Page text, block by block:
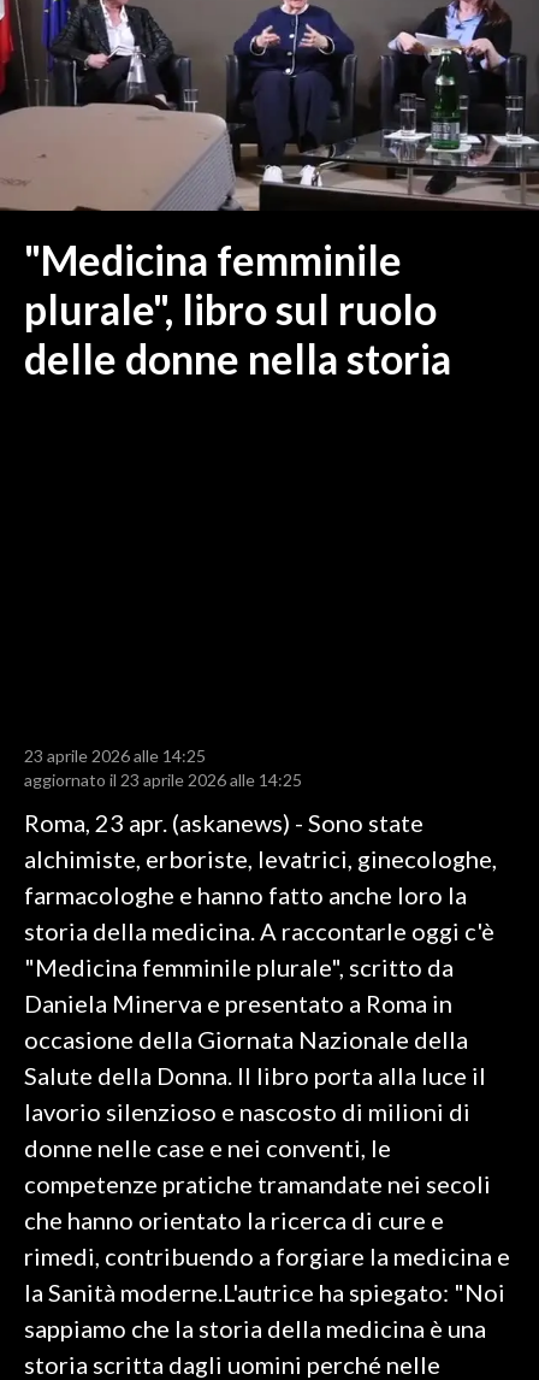
MEDIO CAMPIDANO
ORISTANO E PROVINCIA
SASSARI E PROVINCIA
NUORO E PROVINCIA
OGLIASTRA
ITALIA
MONDO
RISULTATI E CLASSIFICHE
CALCIO REGIONALE
BASKET
VOLLEY
MOTORI
TENNIS
ALTRI SPORT
CULTURA
GOSSIP
SALUTE
SARDEGNA TURISMO
SARDI NEL MONDO
"Medicina femminile
plurale", libro sul ruolo
delle donne nella storia
23 aprile 2026 alle 14:25
aggiornato il 23 aprile 2026 alle 14:25
Roma, 23 apr. (askanews) - Sono state
alchimiste, erboriste, levatrici, ginecologhe,
farmacologhe e hanno fatto anche loro la
storia della medicina. A raccontarle oggi c'è
"Medicina femminile plurale", scritto da
Daniela Minerva e presentato a Roma in
occasione della Giornata Nazionale della
Salute della Donna. Il libro porta alla luce il
lavorio silenzioso e nascosto di milioni di
donne nelle case e nei conventi, le
competenze pratiche tramandate nei secoli
che hanno orientato la ricerca di cure e
rimedi, contribuendo a forgiare la medicina e
la Sanità moderne.L'autrice ha spiegato: "Noi
sappiamo che la storia della medicina è una
storia scritta dagli uomini perché nelle